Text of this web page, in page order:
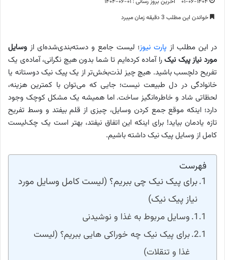
خواندن این مطلب 3 دقیقه زمان میبرد
در این مطلب از پارت نیوز؛ لیست جامع و دسته‌بندی‌شده‌ای از وسایل
مورد نیاز پیک نیکرا آماده کرده‌ایم تا شما بدون هیچ نگرانی، آماده‌ی یک
تفریح دلچسب باشید. هیچ چیز لذت‌بخش‌تر از یک پیک نیک دوستانه یا
خانوادگی در دل طبیعت نیست؛ جایی که می‌توان با کمترین هزینه،
لحظاتی شاد و خاطره‌انگیز ساخت. اما همیشه یک مشکل کوچک وجود
دارد؛ اینکه موقع جمع کردن وسایل، چیزی از قلم بیفتد و وسط تفریح
تازه یادمان بیاید! برای اینکه این اتفاق نیفتد، بهتر است یک چک‌لیست
کامل از وسایل پیک نیک داشته باشیم.
فهرست
برای پیک نیک چی ببریم؟ (لیست کامل وسایل مورد
نیاز پیک نیک)
وسایل مربوط به غذا و نوشیدنی
برای پیک نیک چه خوراکی هایی ببریم؟ (لیست
غذا و تنقلات)